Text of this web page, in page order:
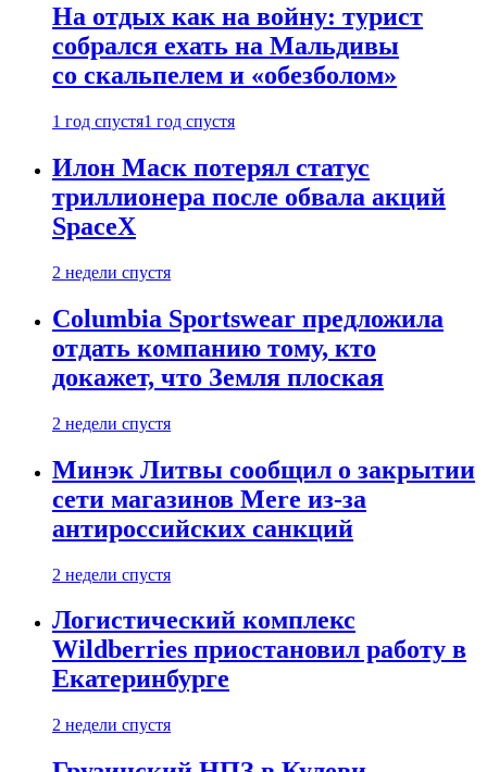
На отдых как на войну: турист
собрался ехать на Мальдивы
со скальпелем и «обезболом»
1 год спустя1 год спустя
Илон Маск потерял статус
триллионера после обвала акций
SpaceX
2 недели спустя
Columbia Sportswear предложила
отдать компанию тому, кто
докажет, что Земля плоская
2 недели спустя
Минэк Литвы сообщил о закрытии
сети магазинов Mere из-за
антироссийских санкций
2 недели спустя
Логистический комплекс
Wildberries приостановил работу в
Екатеринбурге
2 недели спустя